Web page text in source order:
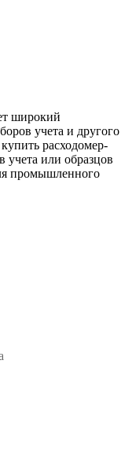
широкий
учета и другого
расходомер-
учета или образцов
промышленного